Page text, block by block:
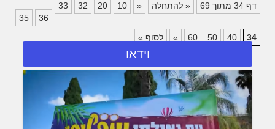
דף 34 מתוך 69 « להתחלה «
10
20
32
33
34
35
36
40
50
60
» לסוף »
וידאו